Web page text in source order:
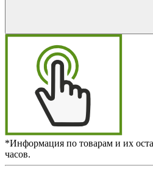
*Информация по товарам и их
часов.